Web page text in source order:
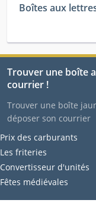
Boîtes aux
Trouver une boîte
courrier !
Trouver une boîte
déposer son courrier
Prix des carburants
Les friteries
Convertisseur d'unités
Fêtes médiévales